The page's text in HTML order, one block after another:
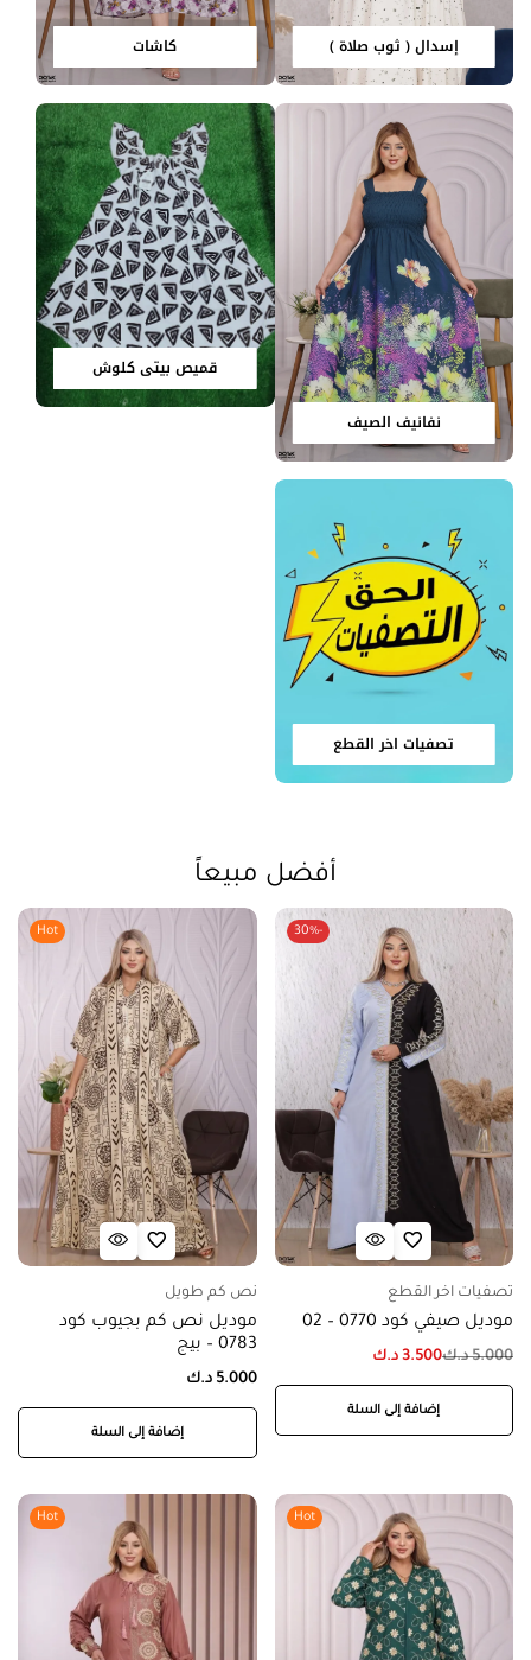
إسدال ( ثوب صلاة ) كاشات
نفانيف الصيف
قميص بيتي كلوش
تصفيات اخر القطع
أفضل مبيعاً
-30%
تصفيات اخر القطع
موديل صيفي كود 0770 – 02
5.000 د.ك3.500 د.ك
إضافة إلى السلة
Hot
نص كم طويل
موديل نص كم بجيوب كود
0783 – بيج
5.000 د.ك
إضافة إلى السلة
Hot
Hot